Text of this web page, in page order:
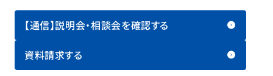
【通信】説明会・相談会を確認する
資料請求する